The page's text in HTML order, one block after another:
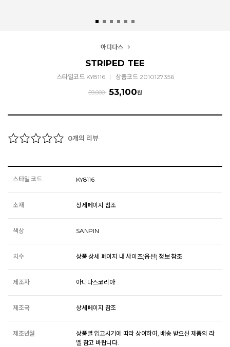
아디다스
STRIPED TEE
스타일코드 KY8116 상품코드 2010127356
59,000 53,100원
0개의 리뷰
스타일 코드 KY8116
소재 상세페이지 참조
색상 SANPIN
치수 상품 상세 페이지 내 사이즈(옵션) 정보 참조
제조자 아디다스코리아
제조국 상세페이지 참조
제조년월
상품별 입고시기에 따라 상이하여, 배송 받으신 제품의 라
벨 참고 바랍니다.